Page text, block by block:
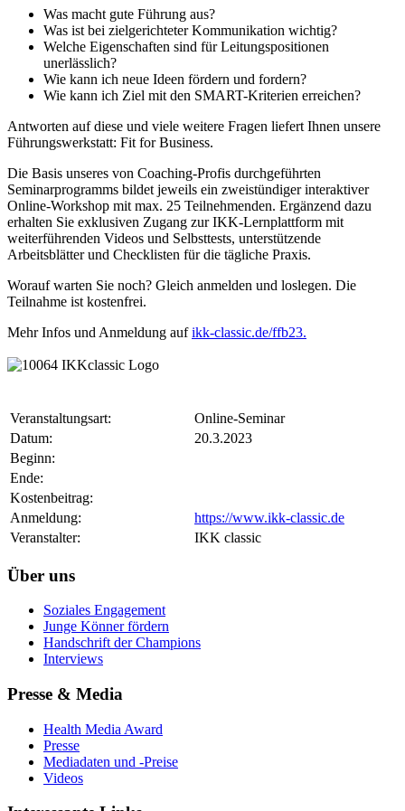
Was macht gute Führung aus?
Was ist bei zielgerichteter Kommunikation wichtig?
Welche Eigenschaften sind für Leitungspositionen
unerlässlich?
Wie kann ich neue Ideen fördern und fordern?
Wie kann ich Ziel mit den SMART-Kriterien erreichen?
Antworten auf diese und viele weitere Fragen liefert Ihnen unsere
Führungswerkstatt: Fit for Business.
Die Basis unseres von Coaching-Profis durchgeführten
Seminarprogramms bildet jeweils ein zweistündiger interaktiver
Online-Workshop mit max. 25 Teilnehmenden. Ergänzend dazu
erhalten Sie exklusiven Zugang zur IKK-Lernplattform mit
weiterführenden Videos und Selbsttests, unterstützende
Arbeitsblätter und Checklisten für die tägliche Praxis.
Worauf warten Sie noch? Gleich anmelden und loslegen. Die
Teilnahme ist kostenfrei.
Mehr Infos und Anmeldung aufikk-classic.de/ffb23.
Veranstalter: IKK classic
Veranstaltungsart:
Online-Seminar
Datum:
20.3.2023
Beginn:
Ende:
Kostenbeitrag:
Anmeldung:
https://www.ikk-classic.de
Über uns
Soziales Engagement
Junge Könner fördern
Handschrift der Champions
Interviews
Presse & Media
Health Media Award
Presse
Mediadaten und -Preise
Videos